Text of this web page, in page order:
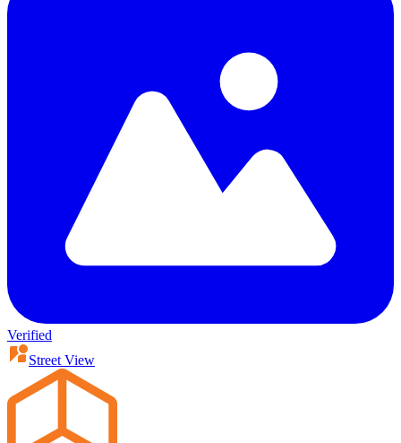
Verified
Street View